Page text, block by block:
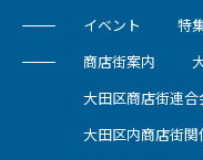
イベント 特
商店街案内
大田区商店街連合
大田区内商店街関